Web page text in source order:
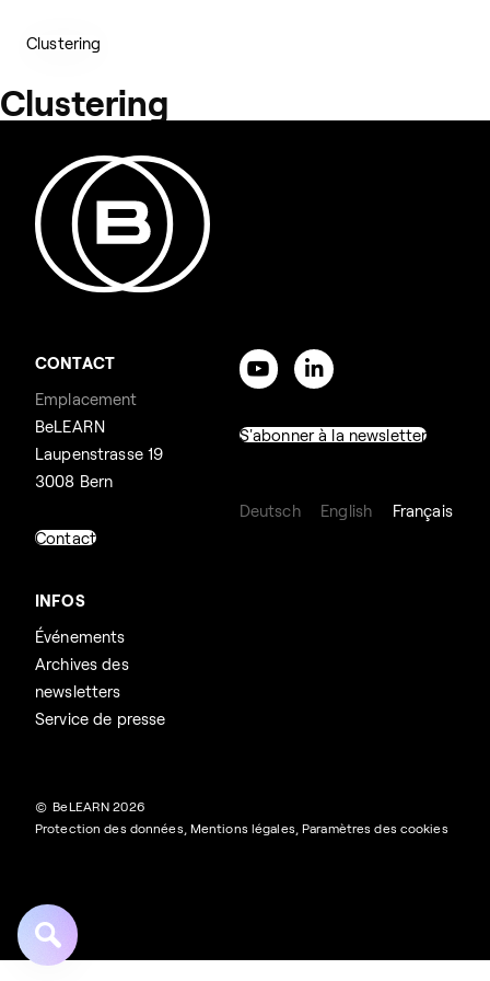
Rechercher :
Clustering
Clustering
CONTACT
Emplacement
BeLEARN
Laupenstrasse 19
3008 Bern
Contact
INFOS
Événements
Archives des
newsletters
Service de presse
S'abonner à la newsletter
Deutsch English Français
© BeLEARN 2026
Protection des données Mentions légales ,Paramètres des cookies